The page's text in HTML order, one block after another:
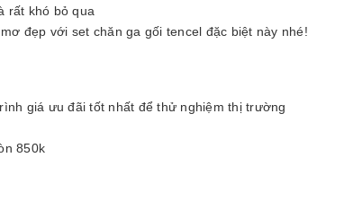
rất khó bỏ qua
đẹp với set chăn ga gối tencel đặc biệt này nhé!
giá ưu đãi tốt nhất để thử nghiệm thị trường
850k